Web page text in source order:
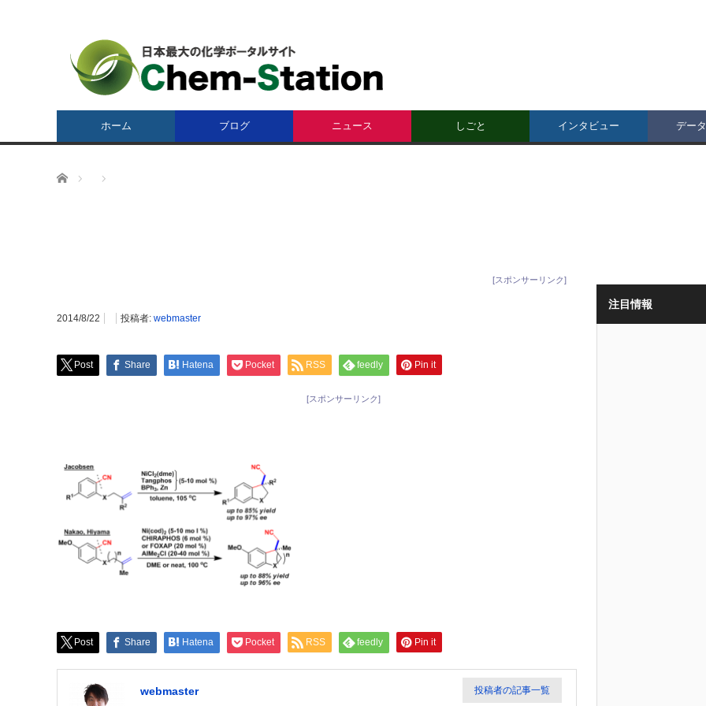
ホーム ブログ ニュース しごと インタビュー デー
ホーム
[スポンサーリンク]
2014/8/22 投稿者: webmaster
Post Share Hatena Pocket RSS feedly Pin it
[スポンサーリンク]
Post Share Hatena Pocket RSS feedly Pin it
webmaster 投稿者の記事一覧
注目情報